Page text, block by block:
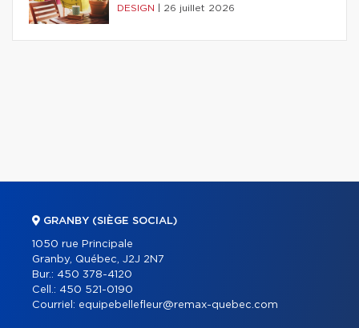
DESIGN 26 juillet 2026
GRANBY (SIÈGE SOCIAL)
1050 rue Principale
Granby, Québec, J2J 2N7
Bur.: 450 378-4120
Cell.: 450 521-0190
Courriel: equipebellefleur@remax-quebec.com